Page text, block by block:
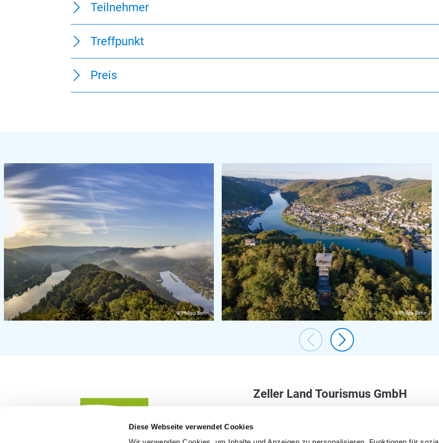
Diese Webseite verwendet Cookies
Teilnehmer
Treffpunkt
Preis
© Philipp Bohn © Philipp Bohn
Zeller Land Tourismus GmbH